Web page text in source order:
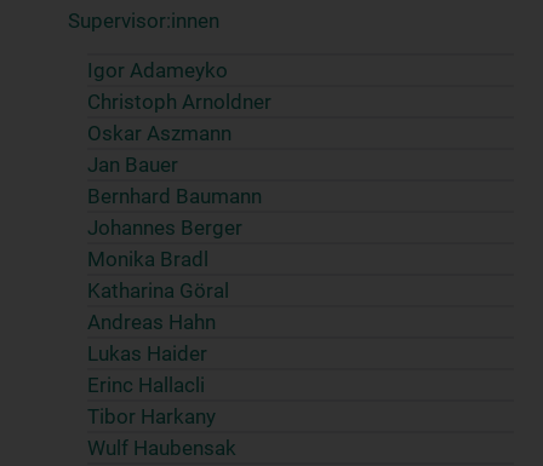
Supervisor:innen
Igor Adameyko
Christoph Arnoldner
Oskar Aszmann
Jan Bauer
Bernhard Baumann
Johannes Berger
Monika Bradl
Katharina Göral
Andreas Hahn
Lukas Haider
Erinc Hallacli
Tibor Harkany
Wulf Haubensak